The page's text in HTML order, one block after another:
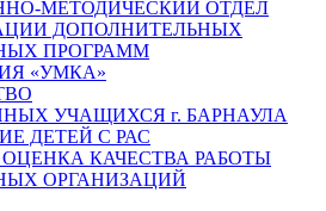
МЕТОДИЧЕСКИЙ ОТДЕЛ
ДОПОЛНИТЕЛЬНЫХ
ПРОГРАММ
«УМКА»
УЧАЩИХСЯ г. БАРНАУЛА
ДЕТЕЙ С РАС
КАЧЕСТВА РАБОТЫ
ОРГАНИЗАЦИЙ